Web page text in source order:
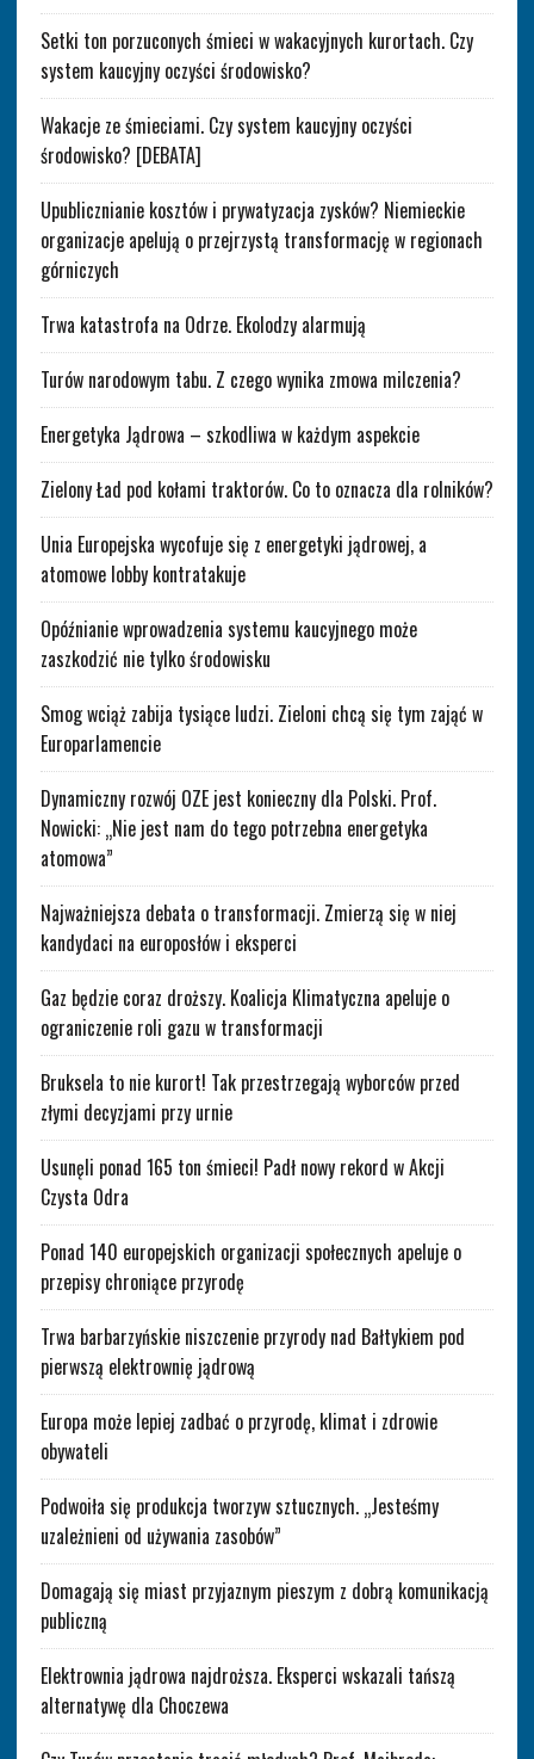
Setki ton porzuconych śmieci w wakacyjnych kurortach. Czy
system kaucyjny oczyści środowisko?
Wakacje ze śmieciami. Czy system kaucyjny oczyści
środowisko? [DEBATA]
Upublicznianie kosztów i prywatyzacja zysków? Niemieckie
organizacje apelują o przejrzystą transformację w regionach
górniczych
Trwa katastrofa na Odrze. Ekolodzy alarmują
Turów narodowym tabu. Z czego wynika zmowa milczenia?
Energetyka Jądrowa – szkodliwa w każdym aspekcie
Zielony Ład pod kołami traktorów. Co to oznacza dla rolników?
Unia Europejska wycofuje się z energetyki jądrowej, a
atomowe lobby kontratakuje
Opóźnianie wprowadzenia systemu kaucyjnego może
zaszkodzić nie tylko środowisku
Smog wciąż zabija tysiące ludzi. Zieloni chcą się tym zająć w
Europarlamencie
Dynamiczny rozwój OZE jest konieczny dla Polski. Prof.
Nowicki: „Nie jest nam do tego potrzebna energetyka
atomowa”
Najważniejsza debata o transformacji. Zmierzą się w niej
kandydaci na europosłów i eksperci
Gaz będzie coraz droższy. Koalicja Klimatyczna apeluje o
ograniczenie roli gazu w transformacji
Bruksela to nie kurort! Tak przestrzegają wyborców przed
złymi decyzjami przy urnie
Usunęli ponad 165 ton śmieci! Padł nowy rekord w Akcji
Czysta Odra
Ponad 140 europejskich organizacji społecznych apeluje o
przepisy chroniące przyrodę
Trwa barbarzyńskie niszczenie przyrody nad Bałtykiem pod
pierwszą elektrownię jądrową
Europa może lepiej zadbać o przyrodę, klimat i zdrowie
obywateli
Podwoiła się produkcja tworzyw sztucznych. „Jesteśmy
uzależnieni od używania zasobów”
Domagają się miast przyjaznym pieszym z dobrą komunikacją
publiczną
Elektrownia jądrowa najdroższa. Eksperci wskazali tańszą
alternatywę dla Choczewa